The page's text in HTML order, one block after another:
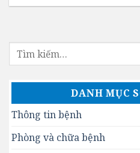
DANH MỤC
Thông tin bệnh
Phòng và chữa bệnh